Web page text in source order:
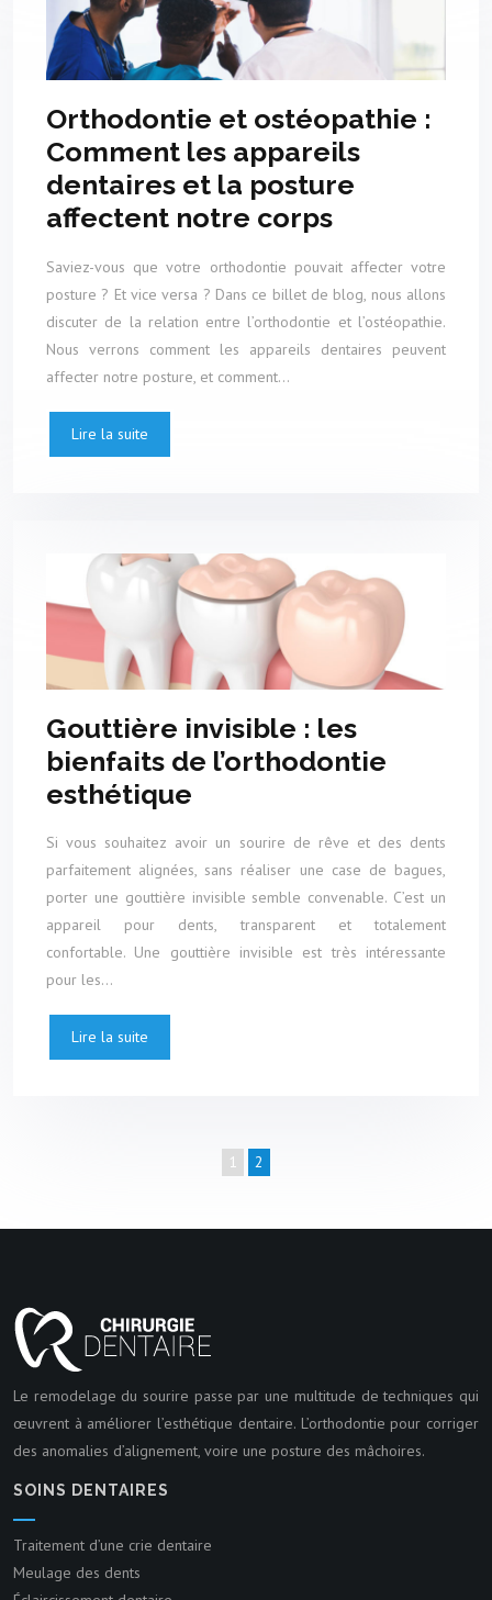
Orthodontie et ostéopathie :
Comment les appareils
dentaires et la posture
affectent notre corps
Saviez-vous que votre orthodontie pouvait affecter votre
posture ? Et vice versa ? Dans ce billet de blog, nous allons
discuter de la relation entre l’orthodontie et l’ostéopathie.
Nous verrons comment les appareils dentaires peuvent
affecter notre posture, et comment…
Lire la suite
Gouttière invisible : les
bienfaits de l’orthodontie
esthétique
Si vous souhaitez avoir un sourire de rêve et des dents
parfaitement alignées, sans réaliser une case de bagues,
porter une gouttière invisible semble convenable. C’est un
appareil pour dents, transparent et totalement
confortable. Une gouttière invisible est très intéressante
pour les…
Lire la suite
1 2
Le remodelage du sourire passe par une multitude de techniques qui
œuvrent à améliorer l’esthétique dentaire. L’orthodontie pour corriger
des anomalies d’alignement, voire une posture des mâchoires.
SOINS DENTAIRES
Traitement d’une crie dentaire
Meulage des dents